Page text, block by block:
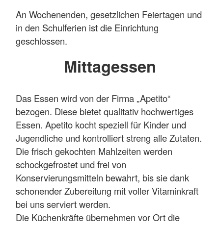
An Wochenenden, gesetzlichen Feiertagen und
in den Schulferien ist die Einrichtung
geschlossen.
Mittagessen
Das Essen wird von der Firma „Apetito“
bezogen. Diese bietet qualitativ hochwertiges
Essen. Apetito kocht speziell für Kinder und
Jugendliche und kontrolliert streng alle Zutaten.
Die frisch gekochten Mahlzeiten werden
schockgefrostet und frei von
Konservierungsmitteln bewahrt, bis sie dank
schonender Zubereitung mit voller Vitaminkraft
bei uns serviert werden.
Die Küchenkräfte übernehmen vor Ort die